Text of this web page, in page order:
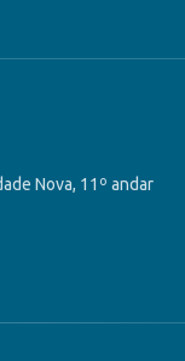
Nova, 11º andar